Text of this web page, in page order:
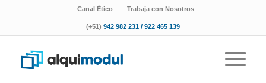
Canal Ético Trabaja con Nosotros
(+51) 942 982 231 / 922 465 139